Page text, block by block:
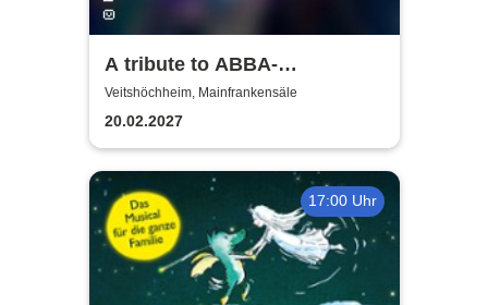
A tribute to ABBA-
unforgettable Konzert
Veitshöchheim, Mainfrankensäle
20.02.2027
17:00 Uhr